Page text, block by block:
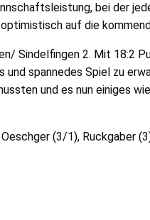
bei der
auf die
Sindelfingen 2. Mit 18:2
spannedes Spiel zu
und es nun einiges
(3/1), Ruckgaber